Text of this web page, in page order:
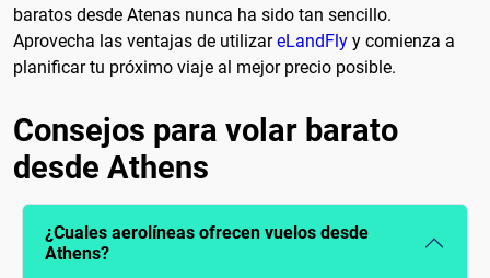
baratos desde Atenas nunca ha sido tan sencillo.
Aprovecha las ventajas de utilizareLandFly y comienza a
planificar tu próximo viaje al mejor precio posible.
Consejos para volar barato
desde Athens
¿Cuales aerolíneas ofrecen vuelos desde
Athens?